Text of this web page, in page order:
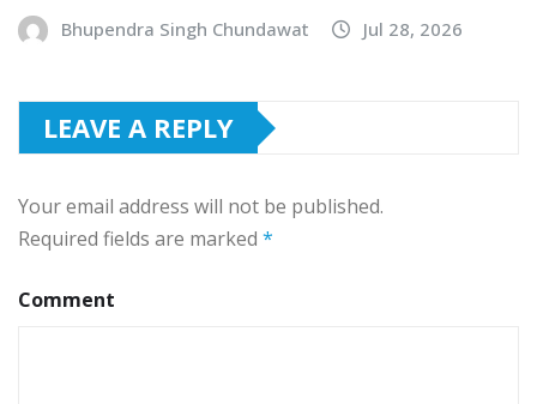
Bhupendra Singh Chundawat Jul 28, 2026
LEAVE A REPLY
Your email address will not be published.
Required fields are marked *
Comment